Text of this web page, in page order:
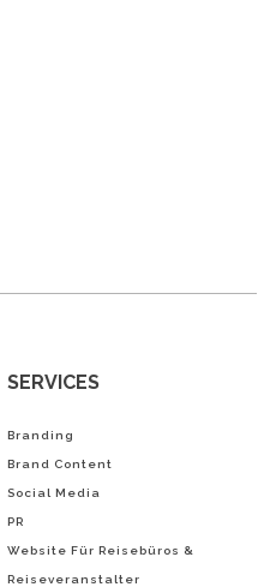
SERVICES
Branding
Brand Content
Social Media
PR
Website Für Reisebüros &
Reiseveranstalter